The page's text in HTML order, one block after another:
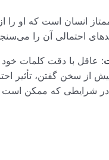
انسان است که او را
احتمالی آن را
: عاقل با دقت کلمات خود
از سخن گفتن، تأثیر
شرایطی که ممکن است